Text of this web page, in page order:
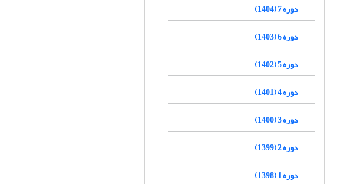
دوره 7 (1404)
دوره 6 (1403)
دوره 5 (1402)
دوره 4 (1401)
دوره 3 (1400)
دوره 2 (1399)
دوره 1 (1398)